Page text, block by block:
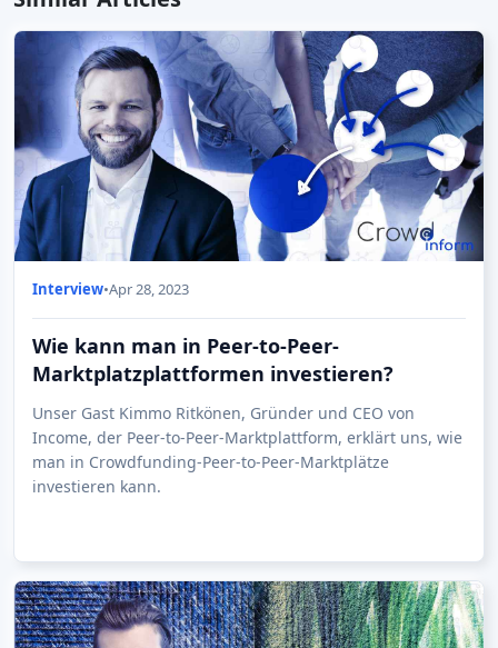
Interview•Apr 28, 2023
Wie kann man in Peer-to-Peer-
Marktplatzplattformen investieren?
Unser Gast Kimmo Ritkönen, Gründer und CEO von
Income, der Peer-to-Peer-Marktplattform, erklärt uns, wie
man in Crowdfunding-Peer-to-Peer-Marktplätze
investieren kann.